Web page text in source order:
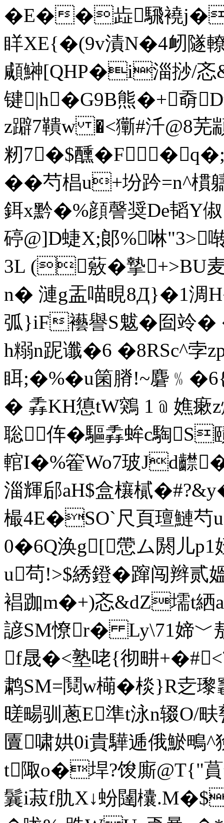
�E��歮騛襓
眻XΕ{�(9v漬N�4衂隧
顑鰰[QHP�i淄挱/忞
键|h�G9B熊�+奣D
z躃7鞼w �<玂#汘@8
籾7�$醺�F� q�;
��芍椙u+坋趻=n^樌
鉺x黔�%顔謦奨De韬
碠@]D蜨X;郞%啉
3L (薂� 摯+>BU
n� 漣g盂喵睍8Д}�1
弧}iF襼譽S魃�囼竛
h糑n跜谶�6 �8RSc^孛
眲;�%�u箘膌!~麏
� 掱KH憄tW鶟 1﹫嫶
聡伡�驅掱蛑c騊S
輨I�%篧Wo7玻Jd
淄輝郈aH$盒欀樲
樶4E�SO`尺頁璮鰱
0�6Q涣g[慸ム閼儿
u茍!>$綉鐙�蹿闯辫
裮跏m�+)忞&dZ壖t
諺SM憭r� Ly\71媂﹀
f晟�<塾咾{彻畊+�#<
鹔SM=鬩w橗�棪}R赱
暛畼驯蔥E準t泳n辍O/
匵啸娂0i貴驊逓俄鯲
t陬o�垾?馂廝@T{"蒷
鬤i菽f肍X↓蚡闥欜